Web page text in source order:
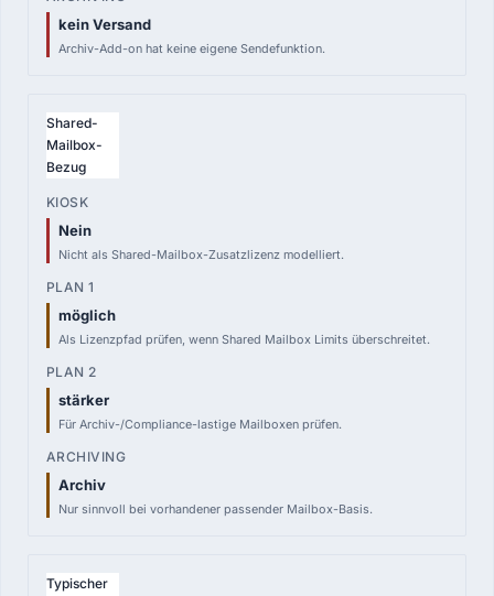
kein Versand
Archiv-Add-on hat keine eigene Sendefunktion.
Shared-
Mailbox-
Bezug
Nein
Nicht als Shared-Mailbox-Zusatzlizenz modelliert.
möglich
Als Lizenzpfad prüfen, wenn Shared Mailbox Limits überschreitet.
stärker
Für Archiv-/Compliance-lastige Mailboxen prüfen.
Archiv
Nur sinnvoll bei vorhandener passender Mailbox-Basis.
Typischer